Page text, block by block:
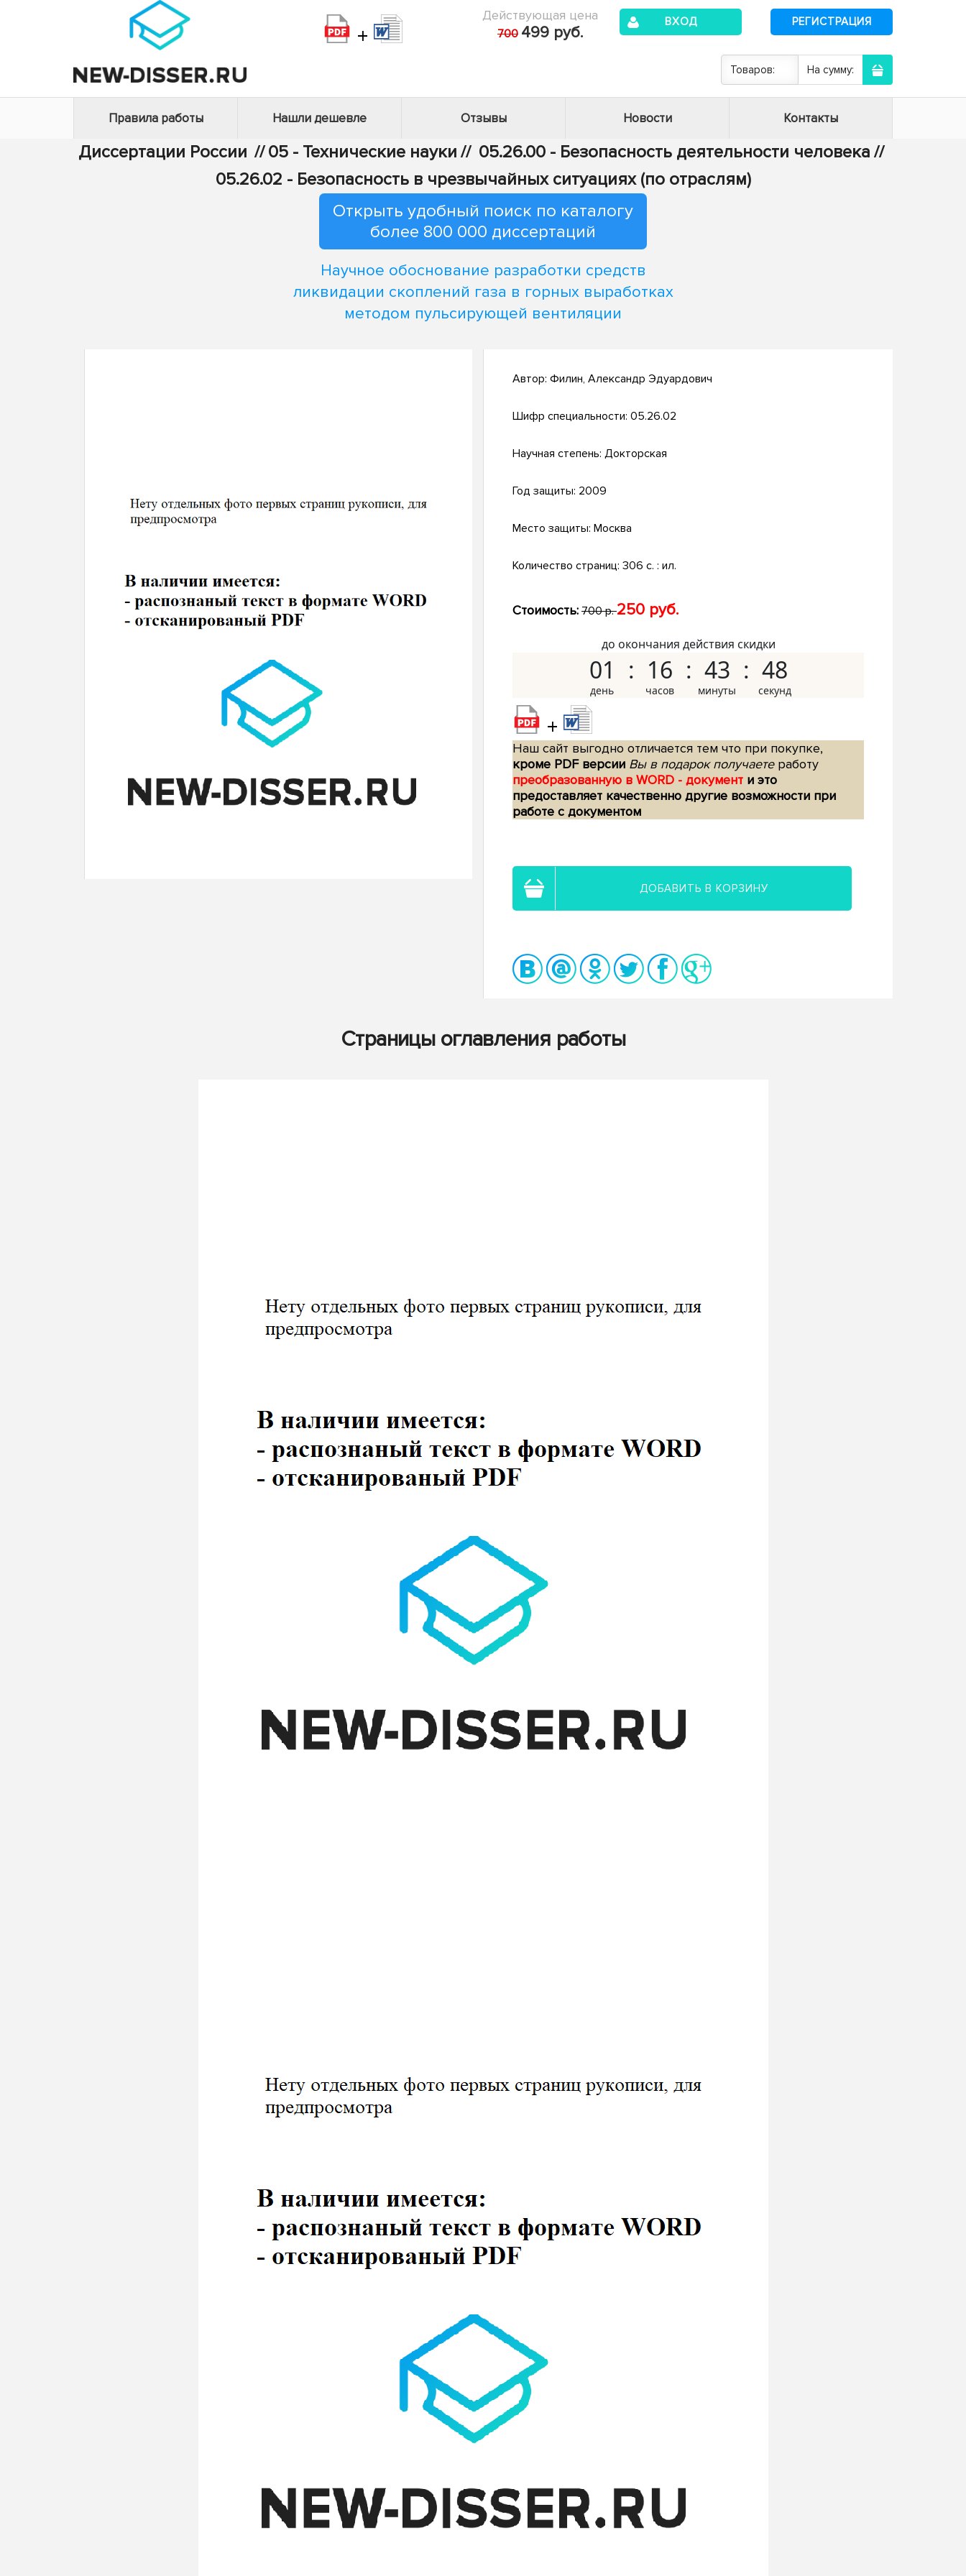
+
Действующая цена
700 499 руб.
ВХОД РЕГИСТРАЦИЯ
Товаров: На сумму:
Правила работы Нашли дешевле Отзывы Новости Контакты
Диссертации России // 05 - Технические науки // 05.26.00 - Безопасность деятельности человека //
05.26.02 - Безопасность в чрезвычайных ситуациях (по отраслям)
Открыть удобный поиск по каталогу
более 800 000 диссертаций
Научное обоснование разработки средств
ликвидации скоплений газа в горных выработках
методом пульсирующей вентиляции
Автор: Филин, Александр Эдуардович
Шифр специальности: 05.26.02
Научная степень: Докторская
Год защиты: 2009
Место защиты: Москва
Количество страниц: 306 с. : ил.
Стоимость: 700 р.250 руб.
до окончания действия скидки
01 16 43 47
+
Наш сайт выгодно отличается тем что при покупке,
кроме PDF версии Вы в подарок получаетеработу
преобразованную в WORD - документ и это
предоставляет качественно другие возможности при
работе с документом
ДОБАВИТЬ В КОРЗИНУ
Страницы оглавления работы